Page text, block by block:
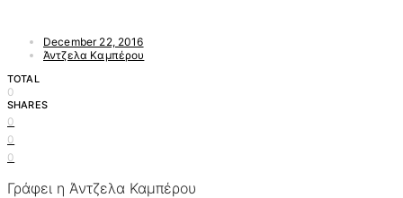
December 22, 2016
Άντζελα Καμπέρου
TOTAL
0
SHARES
0
0
0
Γράφει η Άντζελα Καμπέρου